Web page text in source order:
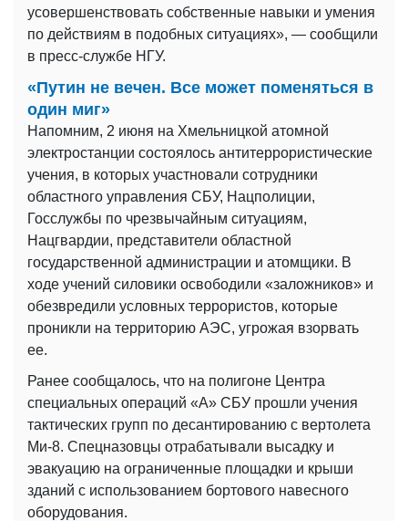
усовершенствовать собственные навыки и умения
по действиям в подобных ситуациях», — сообщили
в пресс-службе НГУ.
«Путин не вечен. Все может поменяться в
один миг»
Напомним, 2 июня на Хмельницкой атомной
электростанции состоялось антитеррористические
учения, в которых участновали сотрудники
областного управления СБУ, Нацполиции,
Госслужбы по чрезвычайным ситуациям,
Нацгвардии, представители областной
государственной администрации и атомщики. В
ходе учений силовики освободили «заложников» и
обезвредили условных террористов, которые
проникли на территорию АЭС, угрожая взорвать
ее.
Ранее сообщалось, что на полигоне Центра
специальных операций «А» СБУ прошли учения
тактических групп по десантированию с вертолета
Ми-8. Спецназовцы отрабатывали высадку и
эвакуацию на ограниченные площадки и крыши
зданий с использованием бортового навесного
оборудования.